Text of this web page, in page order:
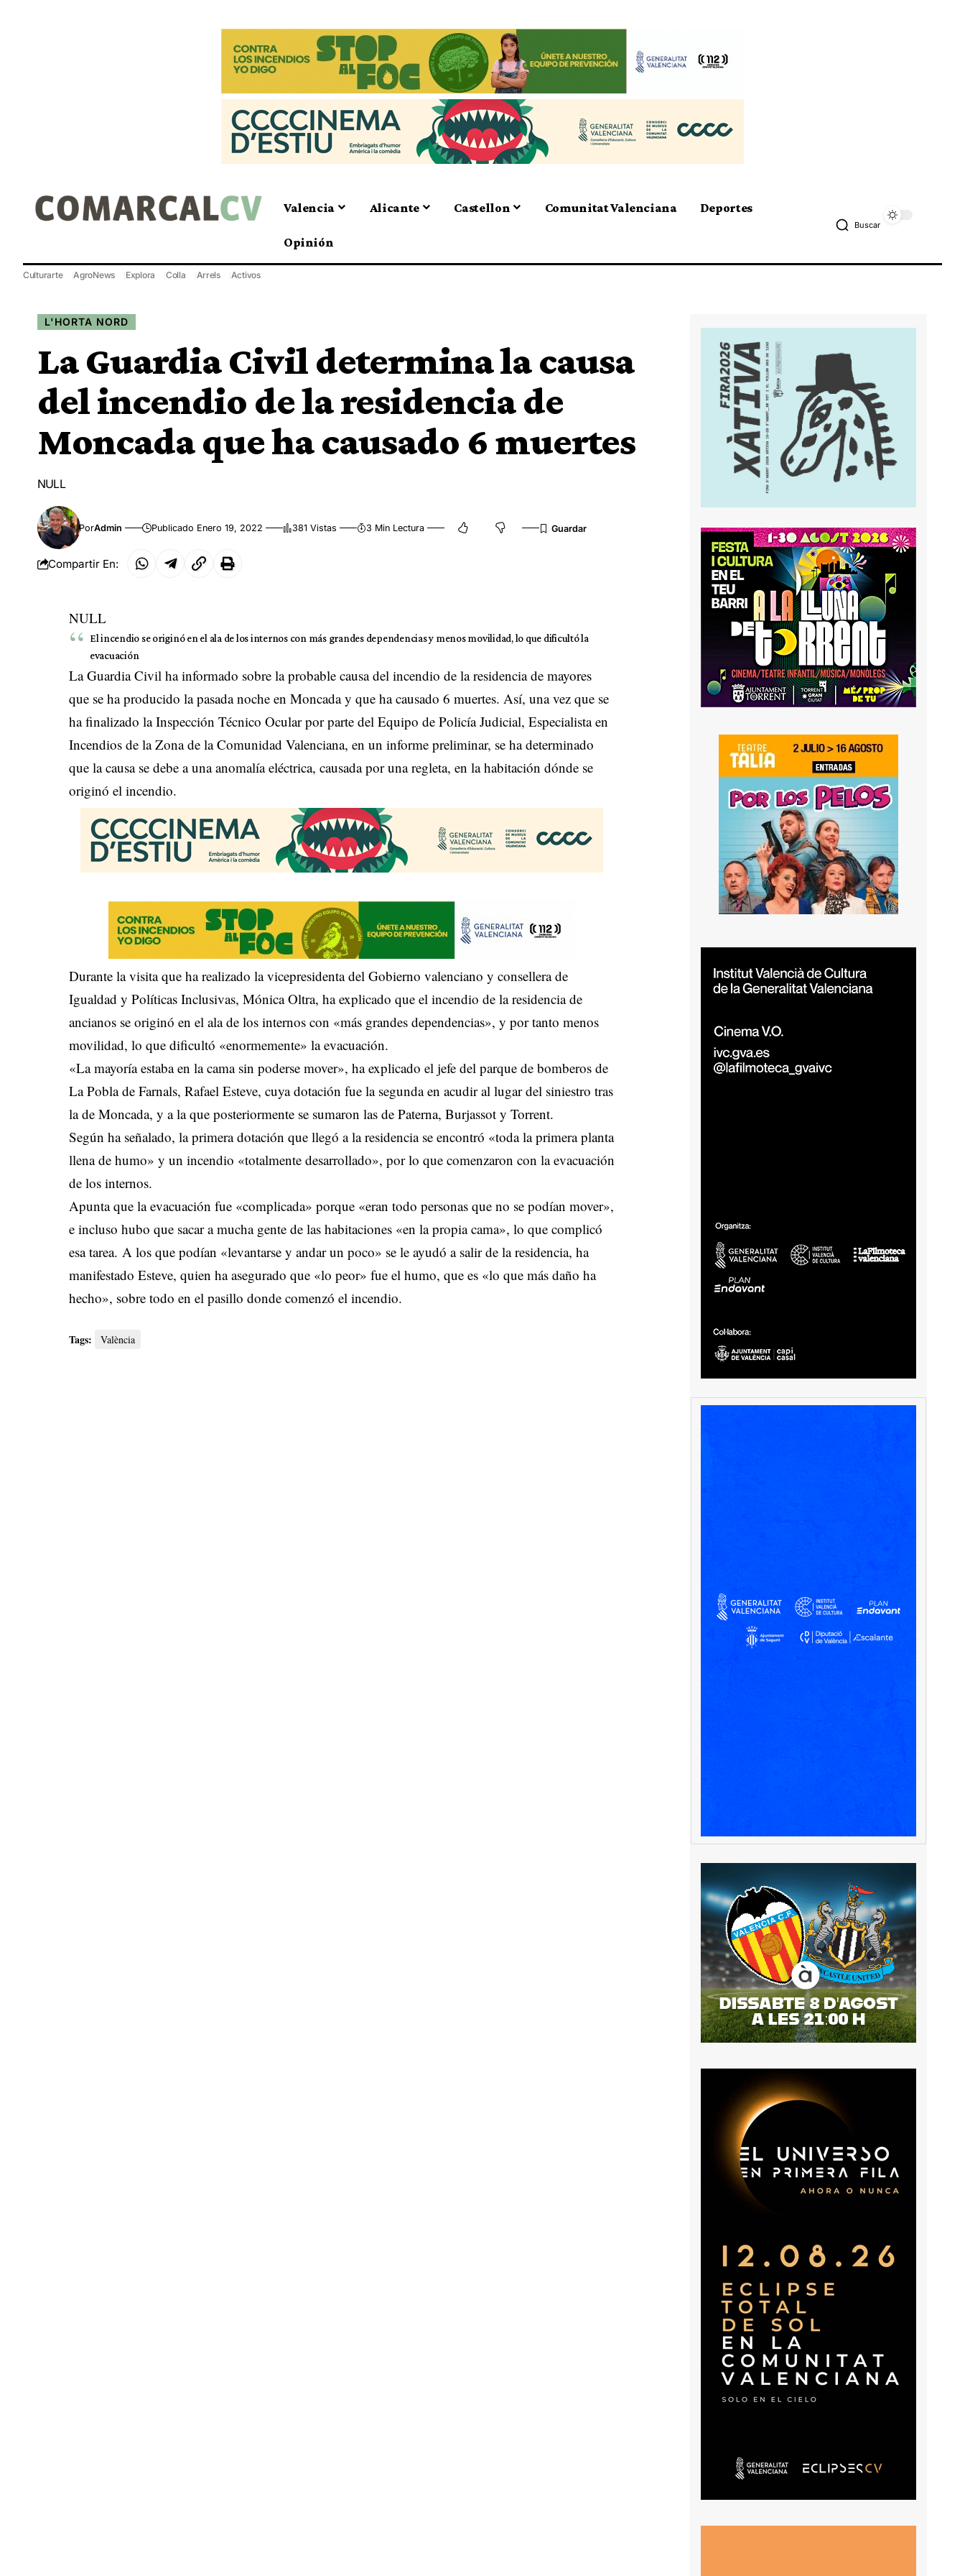
Valencia Alicante Castellon Comunitat Valenciana Deportes
Opinión
Buscar
Culturarte AgroNews Explora Colla Arrels Activos
L'HORTA NORD
La Guardia Civil determina la causa
del incendio de la residencia de
Moncada que ha causado 6 muertes
NULL
PorAdmin Publicado Enero 19, 2022 381 Vistas 3 Min Lectura
Compartir En:
NULL
El incendio se originó en el ala de los internos con más grandes dependencias y menos movilidad, lo que dificultó la
evacuación
La Guardia Civil ha informado sobre la probable causa delincendio de la residencia de mayores
que se ha producido la pasada noche en Moncada y que ha causado 6 muertes. Así, una vez que se
ha finalizado la Inspección Técnico Ocular por parte del Equipo de Policía Judicial, Especialista en
Incendios de la Zona de la Comunidad Valenciana, en un informe preliminar, se ha determinado
que la causa se debe a una anomalía eléctrica, causada por una regleta, en la habitación dónde se
originó el incendio.
Durante la visita que ha realizado la vicepresidenta del Gobierno valenciano y consellera de
Igualdad y Políticas Inclusivas, Mónica Oltra, ha explicado que el incendio de la residencia de
ancianos se originó en el ala de los internos con «más grandes dependencias», y por tanto menos
movilidad, lo que dificultó «enormemente» la evacuación.
«La mayoría estaba en la cama sin poderse mover», ha explicado el jefe del parque de bomberos de
La Pobla de Farnals, Rafael Esteve, cuya dotación fue la segunda en acudir al lugar del siniestro tras
la de Moncada, y a la que posteriormente se sumaron las de Paterna, Burjassot y Torrent.
Según ha señalado, la primera dotación que llegó a la residencia se encontró «toda la primera planta
llena de humo» y un incendio «totalmente desarrollado», por lo que comenzaron con la evacuación
de los internos.
Apunta que la evacuación fue «complicada» porque «eran todo personas que no se podían mover»,
e incluso hubo que sacar a mucha gente de las habitaciones «en la propia cama», lo que complicó
esa tarea. A los que podían «levantarse y andar un poco» se le ayudó a salir de la residencia, ha
manifestado Esteve, quien ha asegurado que «lo peor» fue el humo, que es «lo que más daño ha
hecho», sobre todo en el pasillo donde comenzó el incendio.
Tags: València